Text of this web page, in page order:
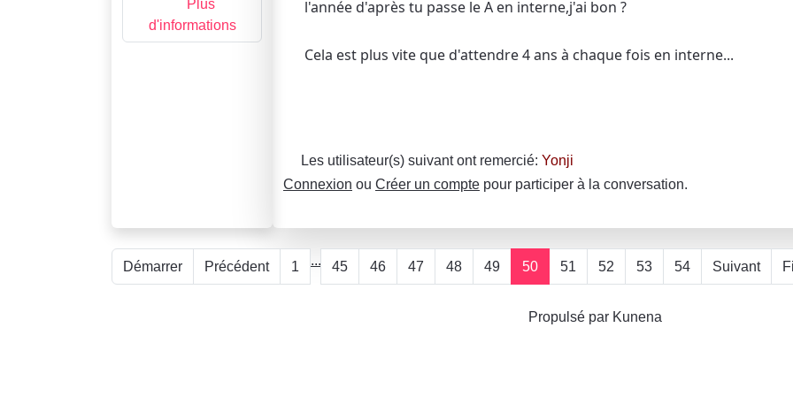
Plus
d'informations
l'année d'après tu passe le A en interne,j'ai bon ?
Cela est plus vite que d'attendre 4 ans à chaque fois en interne...
Les utilisateur(s) suivant ont remercié: Yonji
Connexion ou Créer un compte pour participer à la conversation.
Démarrer Précédent 1 ... 45 46 47 48 49 50 51 52 53 54 Suivant
Propulsé par Kunena